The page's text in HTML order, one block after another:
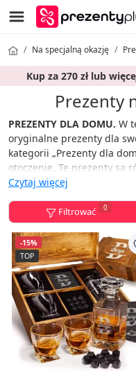
Na specjalną okazję
Kup za 270 zł lub
Prezenty
PREZENTY DLA DOMU. W
oryginalne prezenty dla
kategorii „Prezenty dla
otoczenie. Te prezenty są
na parapetówkę i nie
Prezenty Plus śmiało
Czytaj więcej
Filtrować 0
-15%
TOP